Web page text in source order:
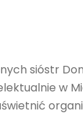
sióstr
w